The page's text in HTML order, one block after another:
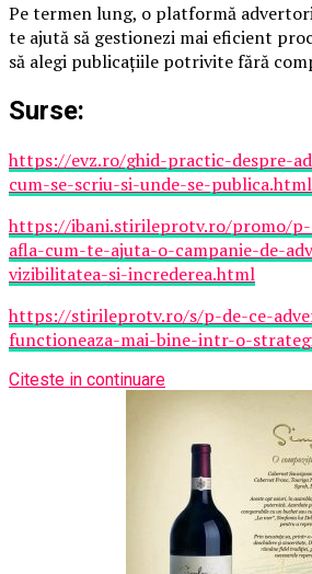
Pe termen lung, o platformă
te ajută să gestionezi mai eficient
să alegi publicațiile potrivite fără
Surse:
https://evz.ro/ghid-practic-despre-
cum-se-scriu-si-unde-se-publica.html
https://ibani.stirileprotv.ro/promo/
afla-cum-te-ajuta-o-campanie-de-
vizibilitatea-si-increderea.html
https://stirileprotv.ro/s/p-de-ce-
functioneaza-mai-bine-intr-o-
Citeste in continuare